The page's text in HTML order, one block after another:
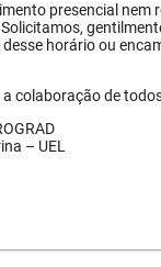
presencial nem
horário ou
colaboração de
– UEL